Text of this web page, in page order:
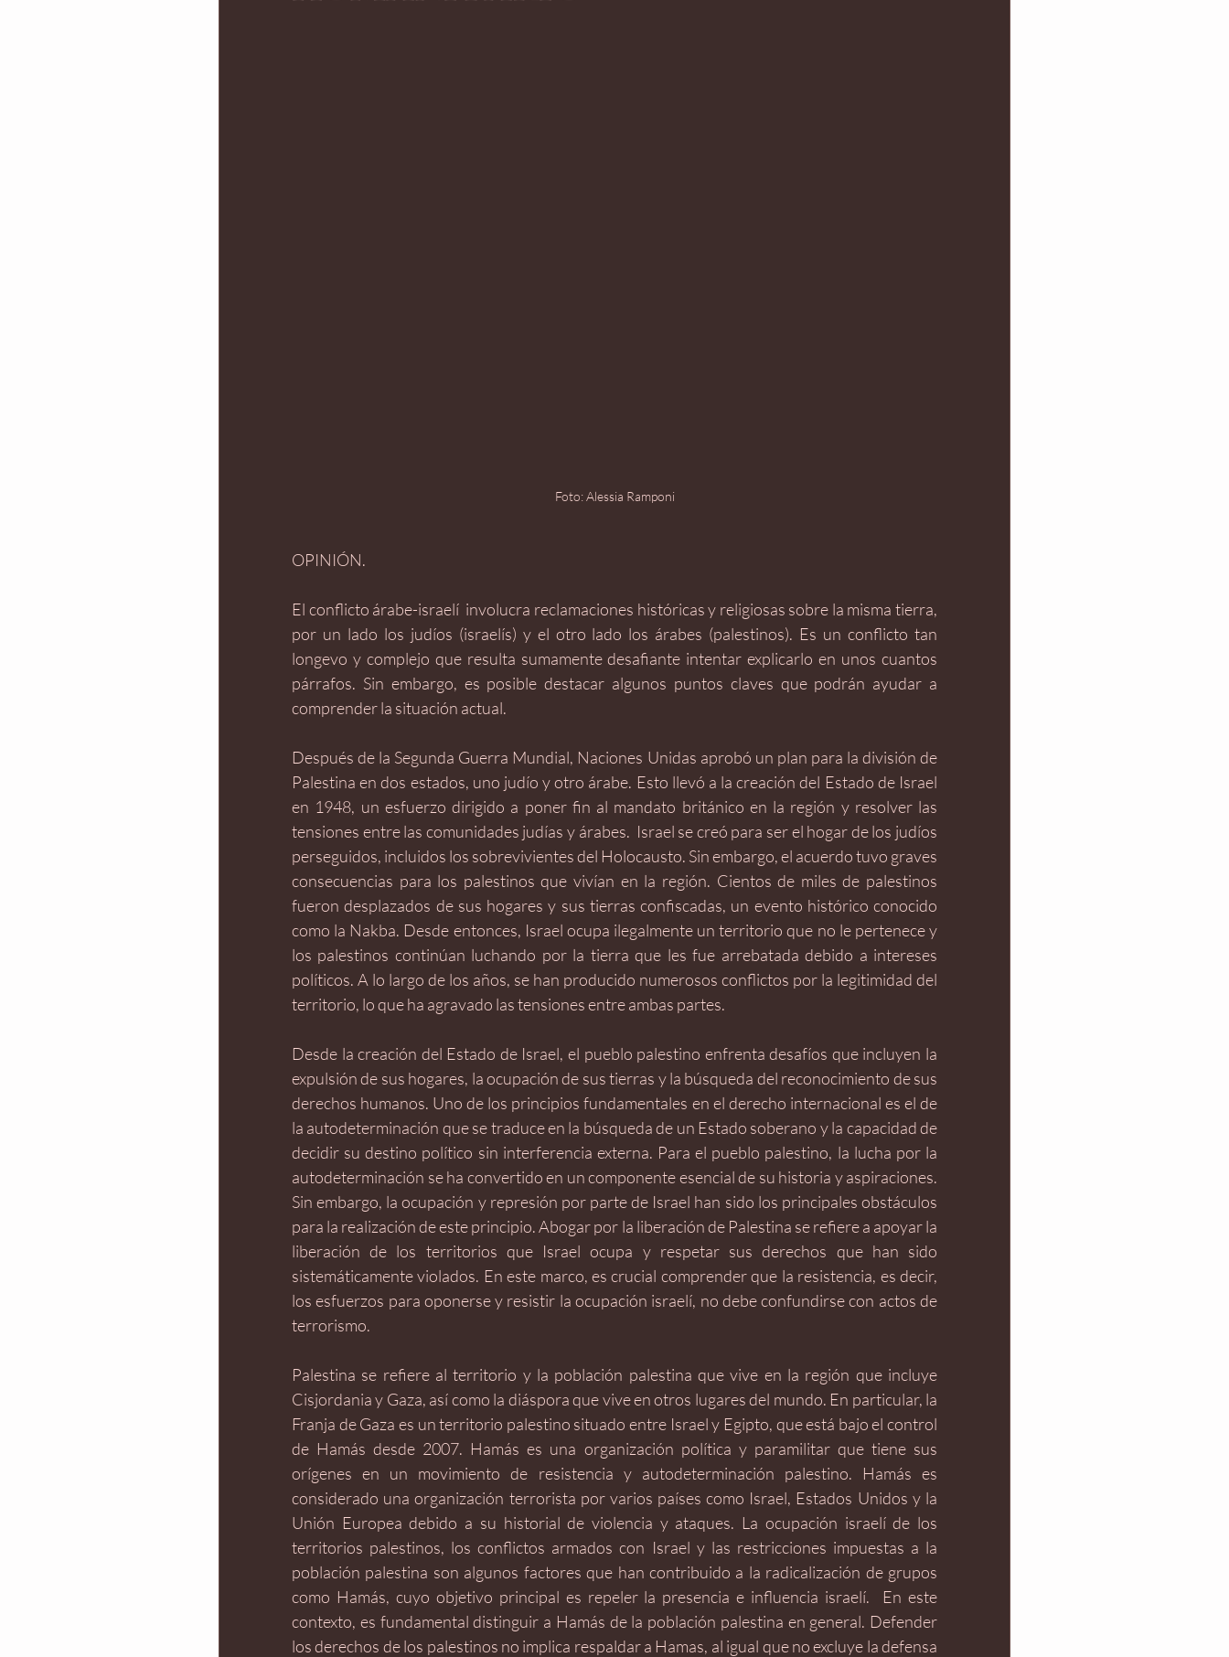
Foto: Alessia Ramponi
OPINIÓN.
El conflicto árabe-israelí  involucra reclamaciones históricas y religiosas sobre la misma tierra,
por un lado los judíos (israelís) y el otro lado los árabes (palestinos). Es un conflicto tan
longevo y complejo que resulta sumamente desafiante intentar explicarlo en unos cuantos
párrafos. Sin embargo, es posible destacar algunos puntos claves que podrán ayudar a
comprender la situación actual.
Después de la Segunda Guerra Mundial, Naciones Unidas aprobó un plan para la división de
Palestina en dos estados, uno judío y otro árabe. Esto llevó a la creación del Estado de Israel
en 1948, un esfuerzo dirigido a poner fin al mandato británico en la región y resolver las
tensiones entre las comunidades judías y árabes.  Israel se creó para ser el hogar de los judíos
perseguidos, incluidos los sobrevivientes del Holocausto. Sin embargo, el acuerdo tuvo graves
consecuencias para los palestinos que vivían en la región. Cientos de miles de palestinos
fueron desplazados de sus hogares y sus tierras confiscadas, un evento histórico conocido
como la Nakba. Desde entonces, Israel ocupa ilegalmente un territorio que no le pertenece y
los palestinos continúan luchando por la tierra que les fue arrebatada debido a intereses
políticos. A lo largo de los años, se han producido numerosos conflictos por la legitimidad del
territorio, lo que ha agravado las tensiones entre ambas partes.
Desde la creación del Estado de Israel, el pueblo palestino enfrenta desafíos que incluyen la
expulsión de sus hogares, la ocupación de sus tierras y la búsqueda del reconocimiento de sus
derechos humanos. Uno de los principios fundamentales en el derecho internacional es el de
la autodeterminación que se traduce en la búsqueda de un Estado soberano y la capacidad de
decidir su destino político sin interferencia externa. Para el pueblo palestino, la lucha por la
autodeterminación se ha convertido en un componente esencial de su historia y aspiraciones.
Sin embargo, la ocupación y represión por parte de Israel han sido los principales obstáculos
para la realización de este principio. Abogar por la liberación de Palestina se refiere a apoyar la
liberación de los territorios que Israel ocupa y respetar sus derechos que han sido
sistemáticamente violados. En este marco, es crucial comprender que la resistencia, es decir,
los esfuerzos para oponerse y resistir la ocupación israelí, no debe confundirse con actos de
terrorismo.
Palestina se refiere al territorio y la población palestina que vive en la región que incluye
Cisjordania y Gaza, así como la diáspora que vive en otros lugares del mundo. En particular, la
Franja de Gaza es un territorio palestino situado entre Israel y Egipto, que está bajo el control
de Hamás desde 2007. Hamás es una organización política y paramilitar que tiene sus
orígenes en un movimiento de resistencia y autodeterminación palestino. Hamás es
considerado una organización terrorista por varios países como Israel, Estados Unidos y la
Unión Europea debido a su historial de violencia y ataques. La ocupación israelí de los
territorios palestinos, los conflictos armados con Israel y las restricciones impuestas a la
población palestina son algunos factores que han contribuido a la radicalización de grupos
como Hamás, cuyo objetivo principal es repeler la presencia e influencia israelí.  En este
contexto, es fundamental distinguir a Hamás de la población palestina en general. Defender
los derechos de los palestinos no implica respaldar a Hamas, al igual que no excluye la defensa